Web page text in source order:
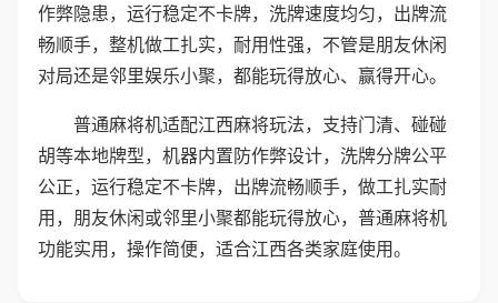
作弊隐患，运行稳定不卡牌，洗牌速度均匀，出牌流
畅顺手，整机做工扎实，耐用性强，不管是朋友休闲
对局还是邻里娱乐小聚，都能玩得放心、赢得开心。
普通麻将机适配江西麻将玩法，支持门清、碰碰
胡等本地牌型，机器内置防作弊设计，洗牌分牌公平
公正，运行稳定不卡牌，出牌流畅顺手，做工扎实耐
用，朋友休闲或邻里小聚都能玩得放心，普通麻将机
功能实用，操作简便，适合江西各类家庭使用。